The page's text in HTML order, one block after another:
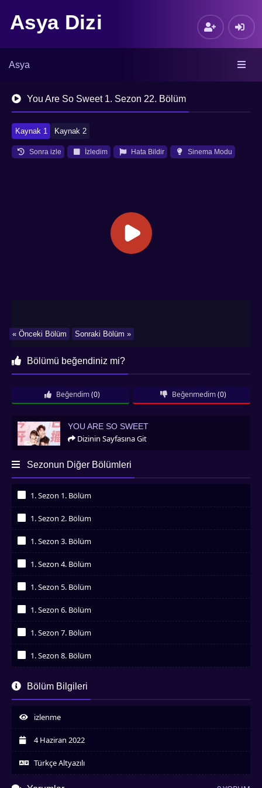
Asya Dizi
Asya
You Are So Sweet 1. Sezon 22. Bölüm
Kaynak 1 Kaynak 2
Sonra izle İzledim Hata Bildir Sinema Modu
Sonraki Bölüm »
« Önceki Bölüm
Bölümü beğendiniz mi?
Beğendim (0) Beğenmedim (0)
You Are So Sweet
YOU ARE SO SWEET
Dizinin Sayfasına Git
Sezonun Diğer Bölümleri
1. Sezon 1. Bölüm
1. Sezon 2. Bölüm
1. Sezon 3. Bölüm
1. Sezon 4. Bölüm
1. Sezon 5. Bölüm
1. Sezon 6. Bölüm
1. Sezon 7. Bölüm
1. Sezon 8. Bölüm
İzledim
İzledim
1. Sezon 10. Bölüm
İzledim
İzledim
İzledim
1. Sezon 13. Bölüm
Bölüm Bilgileri
izlenme
4 Haziran 2022
Türkçe Altyazılı